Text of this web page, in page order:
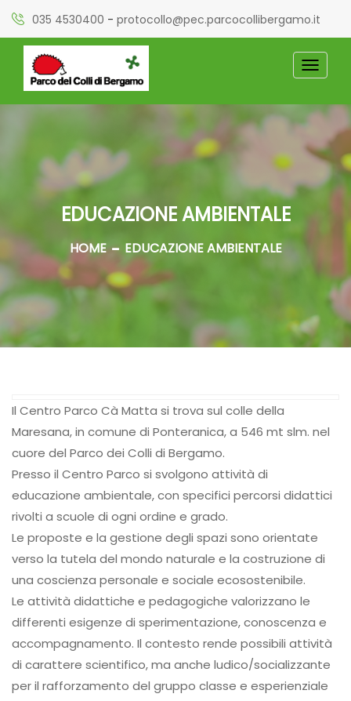
035 4530400 - protocollo@pec.parcocollibergamo.it
EDUCAZIONE AMBIENTALE
HOME EDUCAZIONE AMBIENTALE
Il Centro Parco Cà Matta si trova sul colle della
Maresana, in comune di Ponteranica, a 546 mt slm. nel
cuore del Parco dei Colli di Bergamo.
Presso il Centro Parco si svolgono attività di
educazione ambientale, con specifici percorsi didattici
rivolti a scuole di ogni ordine e grado.
Le proposte e la gestione degli spazi sono orientate
verso la tutela del mondo naturale e la costruzione di
una coscienza personale e sociale ecosostenibile.
Le attività didattiche e pedagogiche valorizzano le
differenti esigenze di sperimentazione, conoscenza e
accompagnamento. Il contesto rende possibili attività
di carattere scientifico, ma anche ludico/socializzante
per il rafforzamento del gruppo classe e esperienziale